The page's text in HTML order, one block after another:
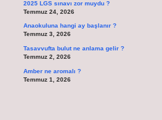
2025 LGS sınavı zor muydu ?
Temmuz 24, 2026
Anaokuluna hangi ay başlanır ?
Temmuz 3, 2026
Tasavvufta bulut ne anlama gelir ?
Temmuz 2, 2026
Amber ne aromalı ?
Temmuz 1, 2026